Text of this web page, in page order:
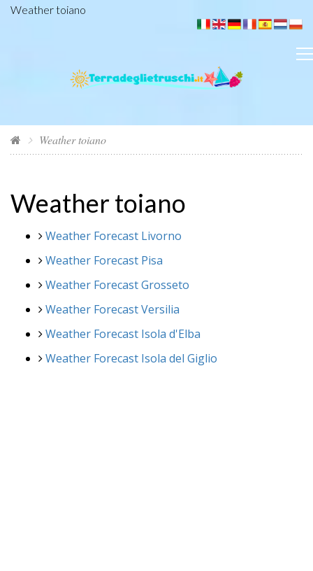
Weather toiano
Weather toiano
Weather toiano
Weather Forecast Livorno
Weather Forecast Pisa
Weather Forecast Grosseto
Weather Forecast Versilia
Weather Forecast Isola d'Elba
Weather Forecast Isola del Giglio